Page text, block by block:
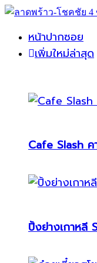
หน้าปากซอย
เพิ่มใหม่ล่าสุด
Cafe Slash
ปิ้งย่างเกาหลี